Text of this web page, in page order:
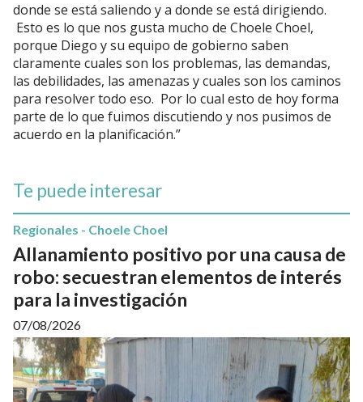
donde se está saliendo y a donde se está dirigiendo.
Esto es lo que nos gusta mucho de Choele Choel,
porque Diego y su equipo de gobierno saben
claramente cuales son los problemas, las demandas,
las debilidades, las amenazas y cuales son los caminos
para resolver todo eso. Por lo cual esto de hoy forma
parte de lo que fuimos discutiendo y nos pusimos de
acuerdo en la planificación.”
Te puede interesar
Allanamiento positivo por una causa de
robo: secuestran elementos de interés
para la investigación
Regionales - Choele Choel
07/08/2026